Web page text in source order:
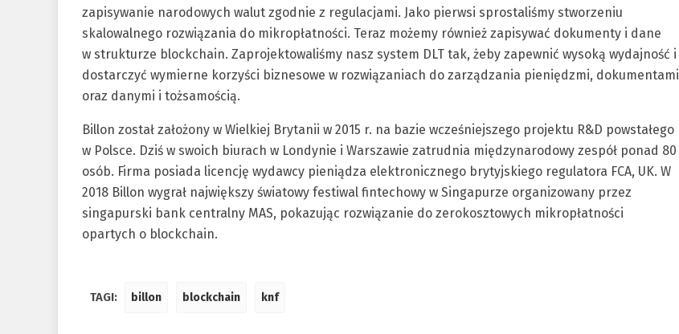
zapisywanie narodowych walut zgodnie z regulacjami. Jako pierwsi sprostaliśmy stworzeniu
skalowalnego rozwiązania do mikropłatności. Teraz możemy również zapisywać dokumenty i dane
w strukturze blockchain. Zaprojektowaliśmy nasz system DLT tak, żeby zapewnić wysoką wydajność i
dostarczyć wymierne korzyści biznesowe w rozwiązaniach do zarządzania pieniędzmi, dokumentami
oraz danymi i tożsamością.
Billon został założony w Wielkiej Brytanii w 2015 r. na bazie wcześniejszego projektu R&D powstałego
w Polsce. Dziś w swoich biurach w Londynie i Warszawie zatrudnia międzynarodowy zespół ponad 80
osób. Firma posiada licencję wydawcy pieniądza elektronicznego brytyjskiego regulatora FCA, UK. W
2018 Billon wygrał największy światowy festiwal fintechowy w Singapurze organizowany przez
singapurski bank centralny MAS, pokazując rozwiązanie do zerokosztowych mikropłatności
opartych o blockchain.
TAGI: billon blockchain knf